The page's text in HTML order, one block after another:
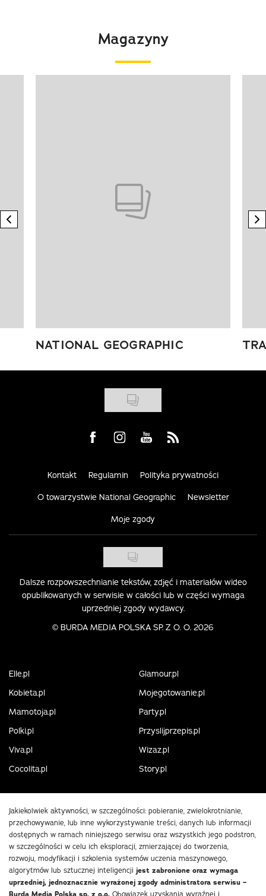
Magazyny
previous element
NATIONAL GEOGRAPHIC
Visit us on Facebook
Visit us on Instagram
Visit us on Youtube
Visit us on Rss
Kontakt Regulamin Polityka prywatności
O towarzystwie National Geographic Newsletter
Moje zgody
Dalsze rozpowszechnianie tekstów, zdjęć i materiałów wideo
opublikowanych w serwisie w całości lub w części wymaga
uprzedniej zgody wydawcy.
© BURDA MEDIA POLSKA SP. Z O. O. 2026
Elle.pl
Glamour.pl
Kobieta.pl
Mojegotowanie.pl
Mamotoja.pl
Party.pl
Polki.pl
Przyslijprzepis.pl
Viva.pl
Wizaz.pl
Cocolita.pl
Story.pl
Jakiekolwiek aktywności, w szczególności: pobieranie, zwielokrotnianie,
przechowywanie, lub inne wykorzystywanie treści, danych lub informacji
dostępnych w ramach niniejszego serwisu oraz wszystkich jego podstron,
w szczególności w celu ich eksploracji, zmierzającej do tworzenia,
rozwoju, modyfikacji i szkolenia systemów uczenia maszynowego,
algorytmów lub sztucznej inteligencji jest zabronione oraz wymaga
uprzedniej, jednoznacznie wyrażonej zgody administratora serwisu –
Obowiązek uzyskania wyraźnej i